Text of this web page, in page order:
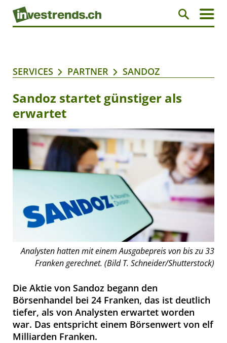
SERVICES PARTNER SANDOZ
Sandoz startet günstiger als
erwartet
Analysten hatten mit einem Ausgabepreis von bis zu 33
Franken gerechnet. (Bild T. Schneider/Shutterstock)
Die Aktie von Sandoz begann den
Börsenhandel bei 24 Franken, das ist deutlich
tiefer, als von Analysten erwartet worden
war. Das entspricht einem Börsenwert von elf
Milliarden Franken.